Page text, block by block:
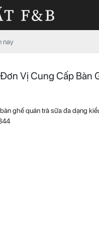
nay
Vị Cung Cấp Bàn
ghế quán trà sữa đa dạng